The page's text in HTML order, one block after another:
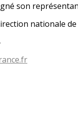
son
nationale